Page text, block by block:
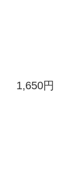
1,650円